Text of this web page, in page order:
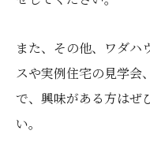
また、その他、ワダハ
スや実例住宅の見学会
で、興味がある方はぜひ
い。